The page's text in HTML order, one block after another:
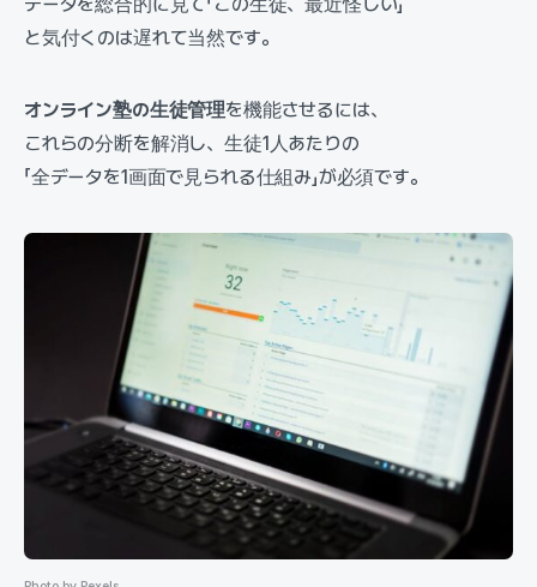
と気付くのは遅れて当然です。
オンライン塾の生徒管理を機能させるには、
これらの分断を解消し、生徒1人あたりの
「全データを1画面で見られる仕組み」が必須です。